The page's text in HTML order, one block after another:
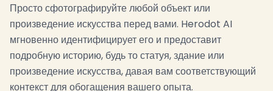
Просто сфотографируйте любой объект или
произведение искусства перед вами. Herodot AI
мгновенно идентифицирует его и предоставит
подробную историю, будь то статуя, здание или
произведение искусства, давая вам соответствующий
контекст для обогащения вашего опыта.